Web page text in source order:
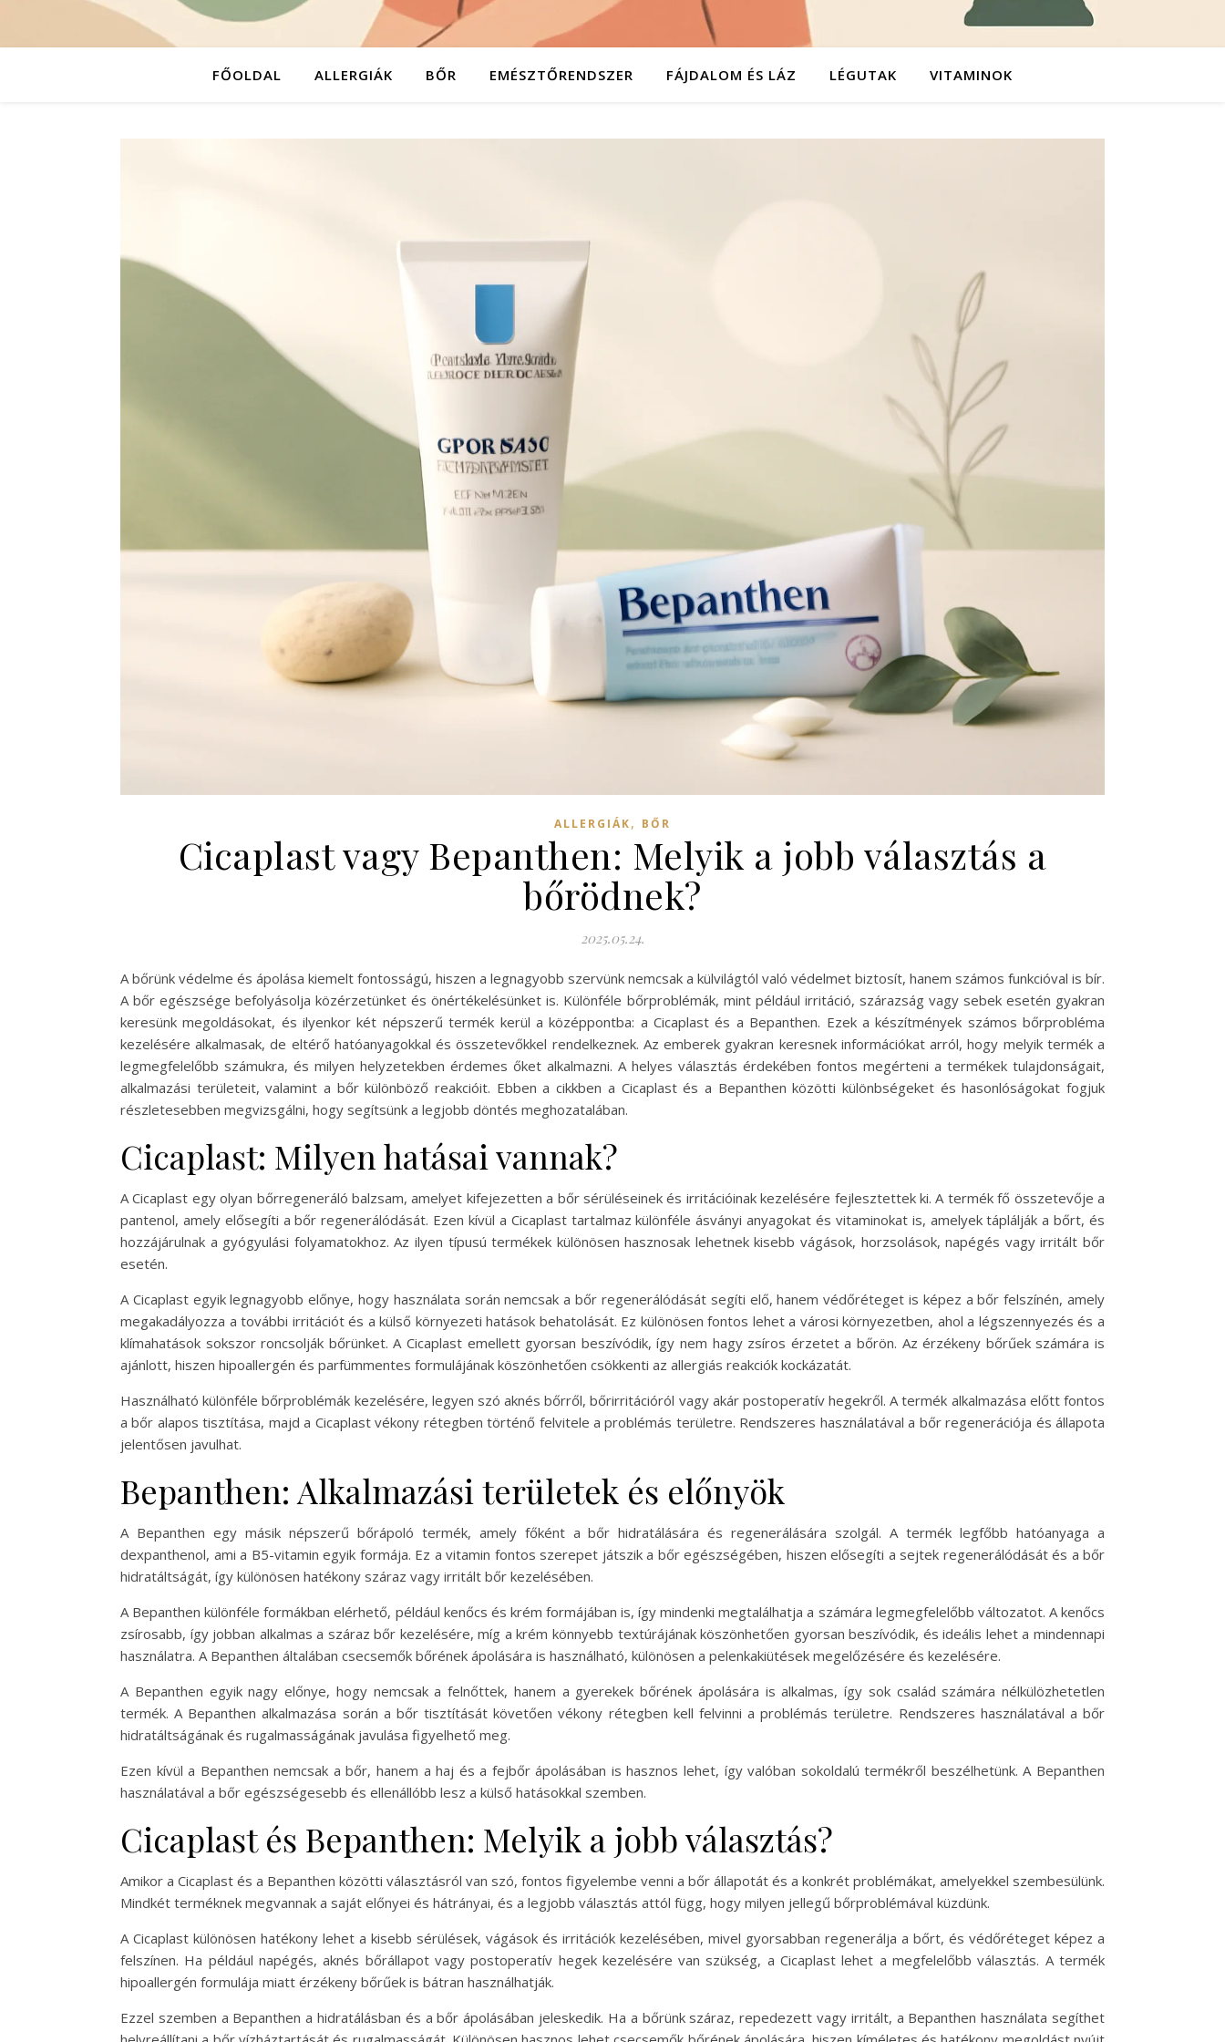
FŐOLDAL ALLERGIÁK BŐR EMÉSZTŐRENDSZER FÁJDALOM ÉS LÁZ LÉGUTAK VITAMINOK
ALLERGIÁK, BŐR
Cicaplast vagy Bepanthen: Melyik a jobb választás a
bőrödnek?
2025.05.24.
A bőrünk védelme és ápolása kiemelt fontosságú, hiszen a legnagyobb szervünk nemcsak a külvilágtól való védelmet biztosít, hanem számos funkcióval is bír.
A bőr egészsége befolyásolja közérzetünket és önértékelésünket is. Különféle bőrproblémák, mint például irritáció, szárazság vagy sebek esetén gyakran
keresünk megoldásokat, és ilyenkor két népszerű termék kerül a középpontba: a Cicaplast és a Bepanthen. Ezek a készítmények számos bőrprobléma
kezelésére alkalmasak, de eltérő hatóanyagokkal és összetevőkkel rendelkeznek. Az emberek gyakran keresnek információkat arról, hogy melyik termék a
legmegfelelőbb számukra, és milyen helyzetekben érdemes őket alkalmazni. A helyes választás érdekében fontos megérteni a termékek tulajdonságait,
alkalmazási területeit, valamint a bőr különböző reakcióit. Ebben a cikkben a Cicaplast és a Bepanthen közötti különbségeket és hasonlóságokat fogjuk
részletesebben megvizsgálni, hogy segítsünk a legjobb döntés meghozatalában.
Cicaplast: Milyen hatásai vannak?
A Cicaplast egy olyan bőrregeneráló balzsam, amelyet kifejezetten a bőr sérüléseinek és irritációinak kezelésére fejlesztettek ki. A termék fő összetevője a
pantenol, amely elősegíti a bőr regenerálódását. Ezen kívül a Cicaplast tartalmaz különféle ásványi anyagokat és vitaminokat is, amelyek táplálják a bőrt, és
hozzájárulnak a gyógyulási folyamatokhoz. Az ilyen típusú termékek különösen hasznosak lehetnek kisebb vágások, horzsolások, napégés vagy irritált bőr
esetén.
A Cicaplast egyik legnagyobb előnye, hogy használata során nemcsak a bőr regenerálódását segíti elő, hanem védőréteget is képez a bőr felszínén, amely
megakadályozza a további irritációt és a külső környezeti hatások behatolását. Ez különösen fontos lehet a városi környezetben, ahol a légszennyezés és a
klímahatások sokszor roncsolják bőrünket. A Cicaplast emellett gyorsan beszívódik, így nem hagy zsíros érzetet a bőrön. Az érzékeny bőrűek számára is
ajánlott, hiszen hipoallergén és parfümmentes formulájának köszönhetően csökkenti az allergiás reakciók kockázatát.
Használható különféle bőrproblémák kezelésére, legyen szó aknés bőrről, bőrirritációról vagy akár postoperatív hegekről. A termék alkalmazása előtt fontos
a bőr alapos tisztítása, majd a Cicaplast vékony rétegben történő felvitele a problémás területre. Rendszeres használatával a bőr regenerációja és állapota
jelentősen javulhat.
Bepanthen: Alkalmazási területek és előnyök
A Bepanthen egy másik népszerű bőrápoló termék, amely főként a bőr hidratálására és regenerálására szolgál. A termék legfőbb hatóanyaga a
dexpanthenol, ami a B5-vitamin egyik formája. Ez a vitamin fontos szerepet játszik a bőr egészségében, hiszen elősegíti a sejtek regenerálódását és a bőr
hidratáltságát, így különösen hatékony száraz vagy irritált bőr kezelésében.
A Bepanthen különféle formákban elérhető, például kenőcs és krém formájában is, így mindenki megtalálhatja a számára legmegfelelőbb változatot. A kenőcs
zsírosabb, így jobban alkalmas a száraz bőr kezelésére, míg a krém könnyebb textúrájának köszönhetően gyorsan beszívódik, és ideális lehet a mindennapi
használatra. A Bepanthen általában csecsemők bőrének ápolására is használható, különösen a pelenkakiütések megelőzésére és kezelésére.
A Bepanthen egyik nagy előnye, hogy nemcsak a felnőttek, hanem a gyerekek bőrének ápolására is alkalmas, így sok család számára nélkülözhetetlen
termék. A Bepanthen alkalmazása során a bőr tisztítását követően vékony rétegben kell felvinni a problémás területre. Rendszeres használatával a bőr
hidratáltságának és rugalmasságának javulása figyelhető meg.
Ezen kívül a Bepanthen nemcsak a bőr, hanem a haj és a fejbőr ápolásában is hasznos lehet, így valóban sokoldalú termékről beszélhetünk. A Bepanthen
használatával a bőr egészségesebb és ellenállóbb lesz a külső hatásokkal szemben.
Cicaplast és Bepanthen: Melyik a jobb választás?
Amikor a Cicaplast és a Bepanthen közötti választásról van szó, fontos figyelembe venni a bőr állapotát és a konkrét problémákat, amelyekkel szembesülünk.
Mindkét terméknek megvannak a saját előnyei és hátrányai, és a legjobb választás attól függ, hogy milyen jellegű bőrproblémával küzdünk.
A Cicaplast különösen hatékony lehet a kisebb sérülések, vágások és irritációk kezelésében, mivel gyorsabban regenerálja a bőrt, és védőréteget képez a
felszínen. Ha például napégés, aknés bőrállapot vagy postoperatív hegek kezelésére van szükség, a Cicaplast lehet a megfelelőbb választás. A termék
hipoallergén formulája miatt érzékeny bőrűek is bátran használhatják.
Ezzel szemben a Bepanthen a hidratálásban és a bőr ápolásában jeleskedik. Ha a bőrünk száraz, repedezett vagy irritált, a Bepanthen használata segíthet